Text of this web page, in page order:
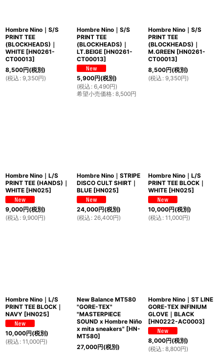
Hombre Nino｜S/S
PRINT TEE
(BLOCKHEADS)｜
WHITE [HN0261-
CT00013]
8,500円(税別)
(税込 : 9,350円)
Hombre Nino｜S/S
PRINT TEE
(BLOCKHEADS)｜
LT.BEIGE [HN0261-
CT00013]
5,900円(税別)
(税込 : 6,490円)
希望小売価格: 8,500円
Hombre Nino｜S/S
PRINT TEE
(BLOCKHEADS)｜
M.GREEN [HN0261-
CT00013]
8,500円(税別)
(税込 : 9,350円)
Hombre Nino｜L/S
PRINT TEE (HANDS)｜
WHITE [HN025]
9,000円(税別)
(税込 : 9,900円)
Hombre Nino｜STRIPE
DISCO CULT SHIRT｜
BLUE [HN025]
24,000円(税別)
(税込 : 26,400円)
Hombre Nino｜L/S
PRINT TEE BLOCK｜
WHITE [HN025]
10,000円(税別)
(税込 : 11,000円)
Hombre Nino｜L/S
PRINT TEE BLOCK｜
NAVY [HN025]
10,000円(税別)
(税込 : 11,000円)
New Balance MT580
"GORE-TEX"
"MASTERPIECE
SOUND x Hombre Niño
x mita sneakers" [HN-
MT580]
27,000円(税別)
Hombre Nino｜ST LINE
GORE-TEX INFINIUM
GLOVE｜BLACK
[HN0222-AC0003]
8,000円(税別)
(税込 : 8,800円)